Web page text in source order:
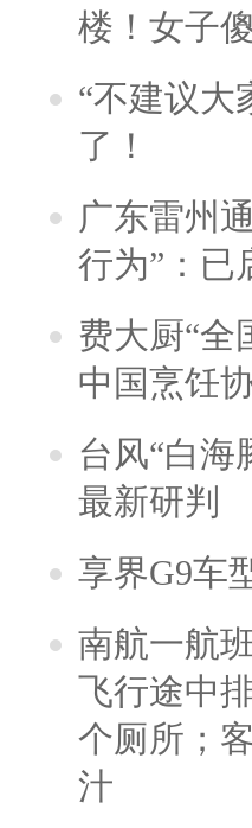
楼！女子
“不建议大
了！
广东雷州
行为”：已
费大厨“全
中国烹饪
台风“白海
最新研判
享界G9车
南航一航
飞行途中
个厕所；
汁